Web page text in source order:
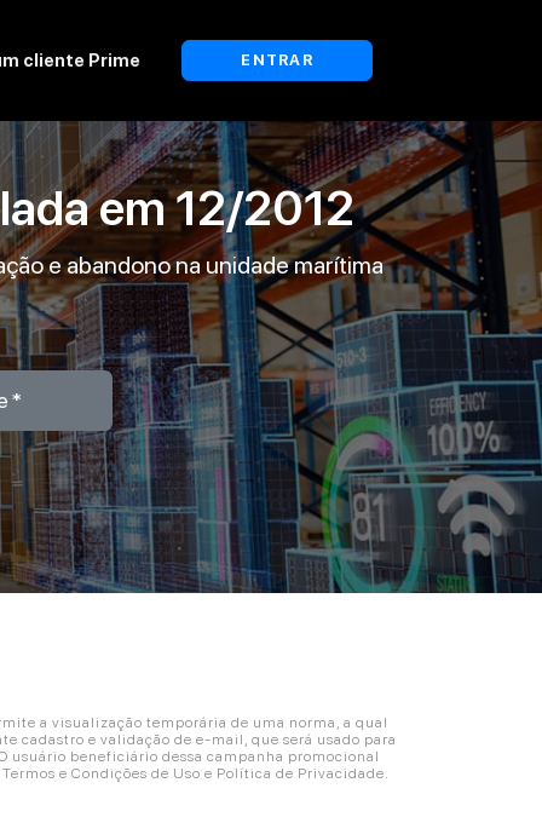
cliente Prime ENTRAR
em12/2012
e abandono na unidade marítima
a visualização temporária de uma norma, a qual
cadastro e validação de e-mail, que será usado para
usuário beneficiário dessa campanha promocional
e Condições de Uso e Política de Privacidade.